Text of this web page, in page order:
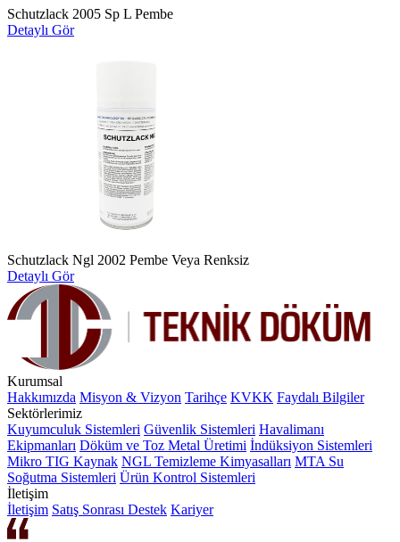
Schutzlack 2005 Sp L Pembe
Detaylı Gör
Schutzlack Ngl 2002 Pembe Veya Renksiz
Detaylı Gör
Kurumsal
Hakkımızda Misyon & Vizyon Tarihçe KVKK Faydalı Bilgiler
Sektörlerimiz
Kuyumculuk Sistemleri Güvenlik Sistemleri Havalimanı
Ekipmanları Döküm ve Toz Metal Üretimi İndüksiyon Sistemleri
Mikro TIG Kaynak NGL Temizleme Kimyasalları MTA Su
Soğutma Sistemleri Ürün Kontrol Sistemleri
İletişim
İletişim Satış Sonrası Destek Kariyer